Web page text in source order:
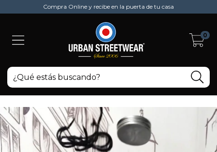
Compra Online y recibe en la puerta de tu casa
0